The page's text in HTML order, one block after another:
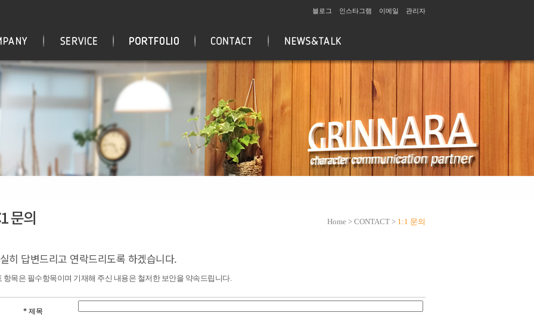
블로그 인스타그램 이메일 관리자
문의 Home > CONTACT > 1:1 문의
히 답변드리고 연락드리도록 하겠습니다.
항목은 필수항목이며 기재해 주신 내용은 철저한 보안을 약속드립니다.
* 제목